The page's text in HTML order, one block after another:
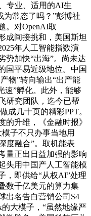
专业、适用的AI生
为常态了吗？”彭博社
。对OpenAI取
成间接挑和，美国斯坦
年人工智能指数演
势加快“出海”。尚未达
国平易近级地位。中国
物”转向输出“出产能
速”孵化。此外，能够
研究团队，迄今已帮
成几十页的精彩PPT。
的升维，《金融时报》
子不只办事当地用
度融合”。取机能表
量正出日益加强的影响
头用中国产人工智能模
，即供给“从权AI”处理
数千亿美元的算力集
出名告白营销公司S4
大模子，“虽然地缘严